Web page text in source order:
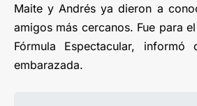
Maite y Andrés ya dieron a
amigos más cercanos. Fue para
Fórmula Espectacular,
embarazada.